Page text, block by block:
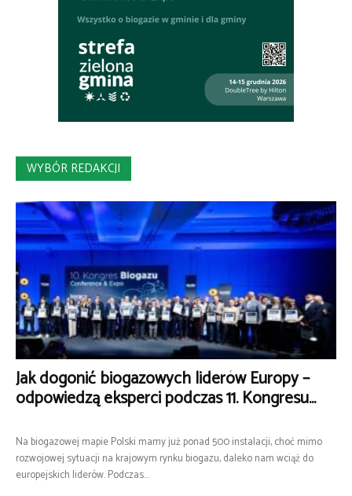
WYBÓR REDAKCJI
Jak dogonić biogazowych liderów Europy –
odpowiedzą eksperci podczas 11. Kongresu...
Na biogazowej mapie Polski mamy już ponad 500 instalacji, choć mimo
rozwojowej sytuacji na krajowym rynku biogazu, daleko nam wciąż do
europejskich liderów. Podczas...